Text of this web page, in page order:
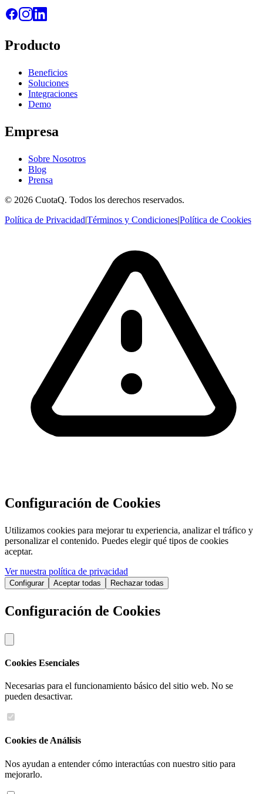
Producto
Beneficios
Soluciones
Integraciones
Demo
Empresa
Sobre Nosotros
Blog
Prensa
© 2026 CuotaQ. Todos los derechos reservados.
Política de Privacidad|Términos y Condiciones|Política de Cookies
Configuración de Cookies
Utilizamos cookies para mejorar tu experiencia, analizar el tráfico y
personalizar el contenido. Puedes elegir qué tipos de cookies
aceptar.
Ver nuestra política de privacidad
Configurar Aceptar todas Rechazar todas
Configuración de Cookies
Cookies Esenciales
Necesarias para el funcionamiento básico del sitio web. No se
pueden desactivar.
Cookies de Análisis
Nos ayudan a entender cómo interactúas con nuestro sitio para
mejorarlo.